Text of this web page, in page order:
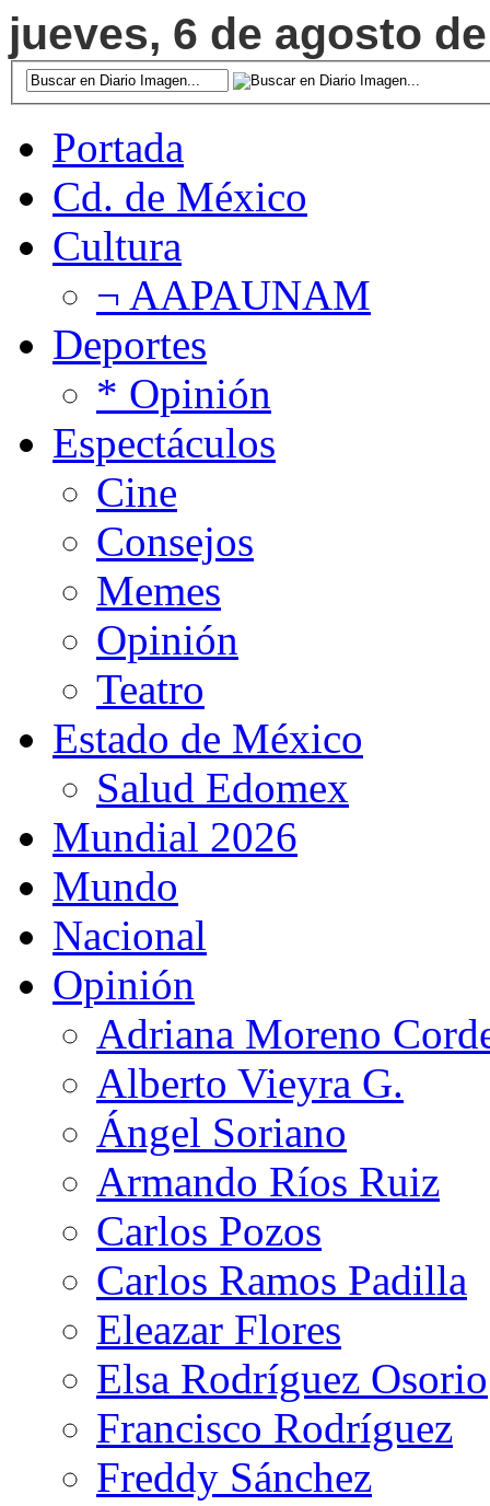
jueves, 6 de agosto
Portada
Cd. de México
Cultura
¬ AAPAUNAM
Deportes
* Opinión
Espectáculos
Cine
Consejos
Memes
Opinión
Teatro
Estado de México
Salud Edomex
Mundial 2026
Mundo
Nacional
Opinión
Adriana Moreno
Alberto Vieyra G.
Ángel Soriano
Armando Ríos Ruiz
Carlos Pozos
Carlos Ramos Padilla
Eleazar Flores
Elsa Rodríguez Osorio
Francisco Rodríguez
Freddy Sánchez